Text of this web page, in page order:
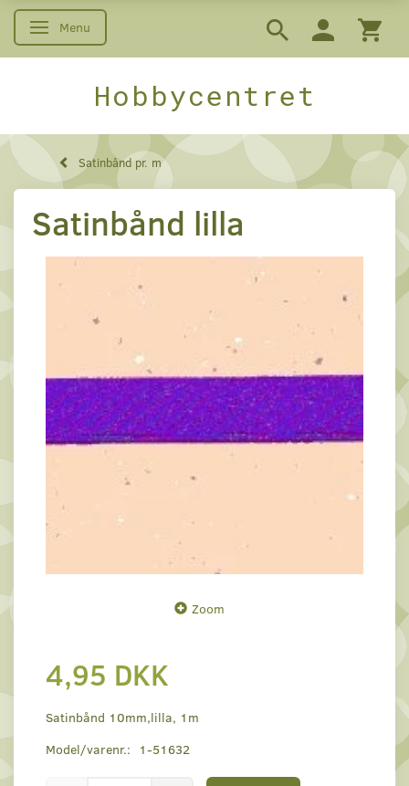
Skifte navigation
Menu
Hobbycentret
Satinbånd pr. m
Satinbånd lilla
Zoom
4,95 DKK
Satinbånd 10mm,lilla, 1m
Model/varenr.:
1-51632